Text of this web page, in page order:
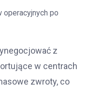
operacyjnych po
z
w centrach
zwroty, co